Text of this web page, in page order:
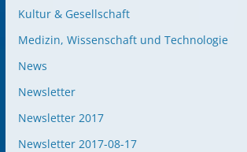
Kultur & Gesellschaft
Medizin, Wissenschaft und Technologie
News
Newsletter
Newsletter 2017
Newsletter 2017-08-17